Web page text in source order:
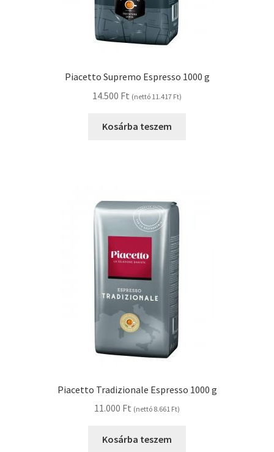
Piacetto Supremo Espresso 1000 g
14.500 Ft (nettó 11.417 Ft)
Kosárba teszem
Piacetto Tradizionale Espresso 1000 g
11.000 Ft (nettó 8.661 Ft)
Kosárba teszem